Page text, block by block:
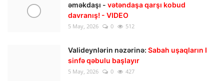
əməkdaşı - vətəndaşa qarşı kobud
davranış! - VIDEO
5 May, 2026 0 512
Valideynlərin nəzərinə: Sabah uşaqların I
sinfə qəbulu başlayır
5 May, 2026 0 427